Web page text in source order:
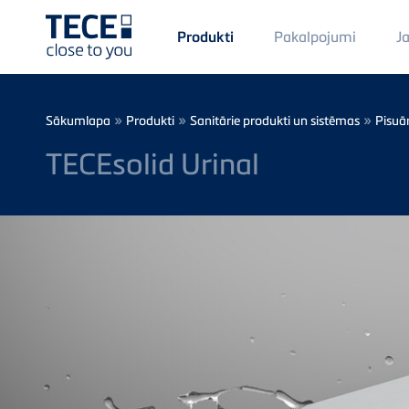
Main
Menü
1
Produkti Pakalpojumi
Breadcrumb
Sākumlapa » Produkti » Sanitārie produkti un sistēmas »
TECEsolid Urinal